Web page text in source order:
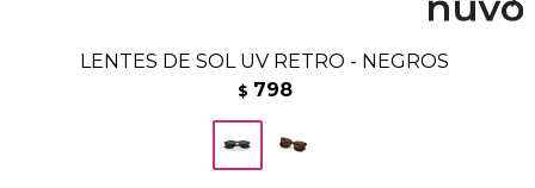
LENTES DE SOL UV RETRO - NEGROS
$ 798